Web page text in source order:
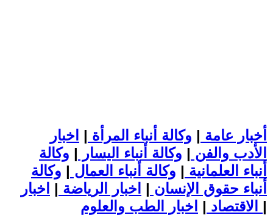
أخبار عامة | وكالة أنباء المرأة | اخبار
الأدب والفن | وكالة أنباء اليسار | وكالة
أنباء العلمانية | وكالة أنباء العمال | وكالة
أنباء حقوق الإنسان | اخبار الرياضة | اخبار
الاقتصاد | |